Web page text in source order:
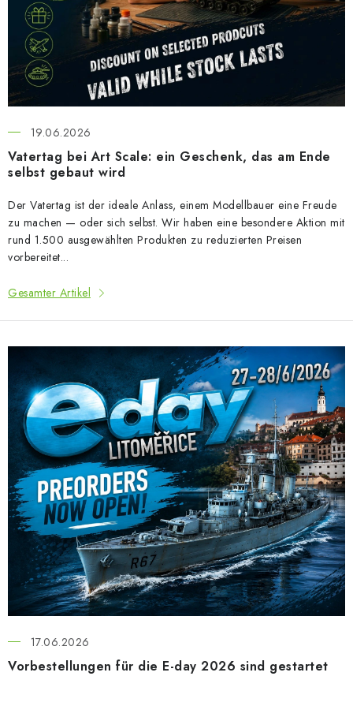
PUBLIKATIONEN
SKY RIDERS COFFEE
VOUCHERS
VERKAUFTE MARKEN
Über uns Meine Bestellung
Kontakte
Versand und Bezahlung
Bedingungen und Konditionen
Datenschutzbestimmungen
Modellfarben-Umrechner
i
k
Vatertag bei Art Scale: ein Geschenk, das am Ende
selbst gebaut wird
19.06.2026
Der Vatertag ist der ideale Anlass, einem Modellbauer eine Freude
zu machen — oder sich selbst. Wir haben eine besondere Aktion mit
rund 1.500 ausgewählten Produkten zu reduzierten Preisen
vorbereitet...
Gesamter Artikel
Vorbestellungen für die E-day 2026 sind gestartet
17.06.2026